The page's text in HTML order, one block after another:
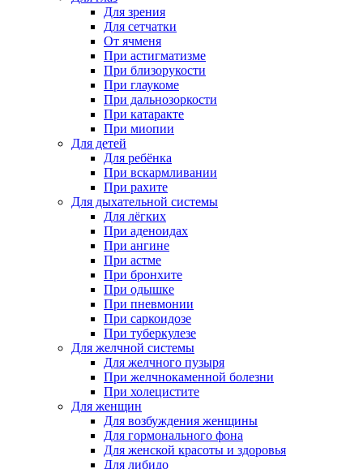
Для зрения
Для сетчатки
От ячменя
При астигматизме
При близорукости
При глаукоме
При дальнозоркости
При катаракте
При миопии
Для детей
Для ребёнка
При вскармливании
При рахите
Для дыхательной системы
Для лёгких
При аденоидах
При ангине
При астме
При бронхите
При одышке
При пневмонии
При саркоидозе
При туберкулезе
Для желчной системы
Для желчного пузыря
При желчнокаменной болезни
При холецистите
Для женщин
Для возбуждения женщины
Для гормонального фона
Для женской красоты и здоровья
Для либидо